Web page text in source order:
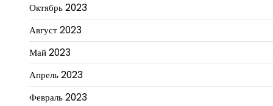
Октябрь 2023
Август 2023
Май 2023
Апрель 2023
Февраль 2023